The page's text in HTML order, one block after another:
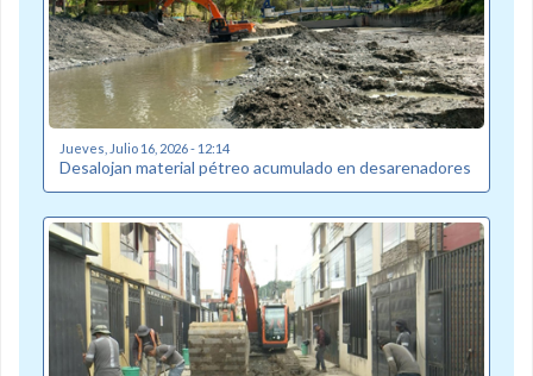
Jueves, Julio 16, 2026 - 12:14
Desalojan material pétreo acumulado en desarenadores